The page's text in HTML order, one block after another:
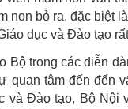
non bỏ ra, đặc biệt
dục và Đào tạo
Bộ trong các diễn
quan tâm đến đến
và Đào tạo, Bộ Nội